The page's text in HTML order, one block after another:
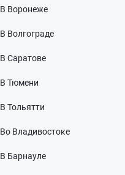
В Воронеже
В Волгограде
В Саратове
В Тюмени
В Тольятти
Во Владивостоке
В Барнауле